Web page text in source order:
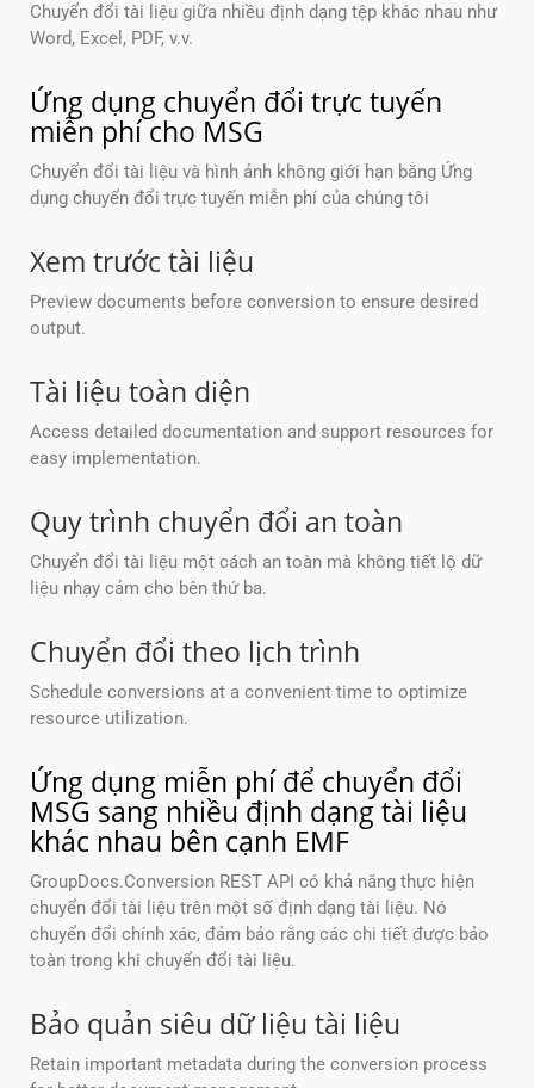
Chuyển đổi tài liệu giữa nhiều định dạng tệp khác nhau như
Word, Excel, PDF, v.v.
Ứng dụng chuyển đổi trực tuyến
miễn phí cho MSG
Chuyển đổi tài liệu và hình ảnh không giới hạn bằng Ứng
dụng chuyển đổi trực tuyến miễn phí của chúng tôi
Xem trước tài liệu
Preview documents before conversion to ensure desired
output.
Tài liệu toàn diện
Access detailed documentation and support resources for
easy implementation.
Quy trình chuyển đổi an toàn
Chuyển đổi tài liệu một cách an toàn mà không tiết lộ dữ
liệu nhạy cảm cho bên thứ ba.
Chuyển đổi theo lịch trình
Schedule conversions at a convenient time to optimize
resource utilization.
Ứng dụng miễn phí để chuyển đổi
MSG sang nhiều định dạng tài liệu
khác nhau bên cạnh EMF
GroupDocs.Conversion REST API có khả năng thực hiện
chuyển đổi tài liệu trên một số định dạng tài liệu. Nó
chuyển đổi chính xác, đảm bảo rằng các chi tiết được bảo
toàn trong khi chuyển đổi tài liệu.
Bảo quản siêu dữ liệu tài liệu
Retain important metadata during the conversion process